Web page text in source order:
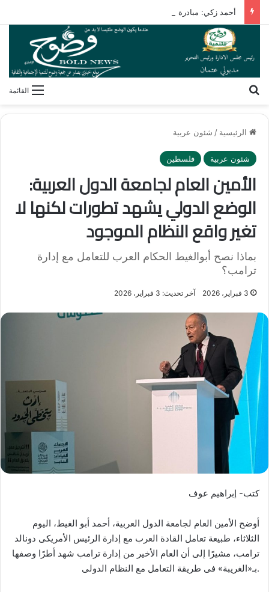
أحمد زكي: مبادرة «مصر تنطلق بالتصدير» تدعم نمو الصادرات
القائمة
الرئيسية / شئون عربية
شئون عربية فلسطين
الأمين العام لجامعة الدول العربية:
الوضع الدولي يشهد تطورات لكنها لا
تغير واقع النظام الموجود
بماذا نصح أبوالغيط الحكام العرب للتعامل مع إدارة
ترامب؟
3 فبراير، 2026 آخر تحديث: 3 فبراير، 2026
كتب- إبراهيم عوف
أوضح الأمين العام لجامعة الدول العربية، أحمد أبو الغيط، اليوم
الثلاثاء، طبيعة تعامل القادة العرب مع إدارة الرئيس الأمريكى دونالد
ترامب، مشيرًا إلى أن العام الأخير من إدارة ترامب شهد أطرًا وصفها
بـ«الغريبة» فى طريقة التعامل مع النظام الدولى.